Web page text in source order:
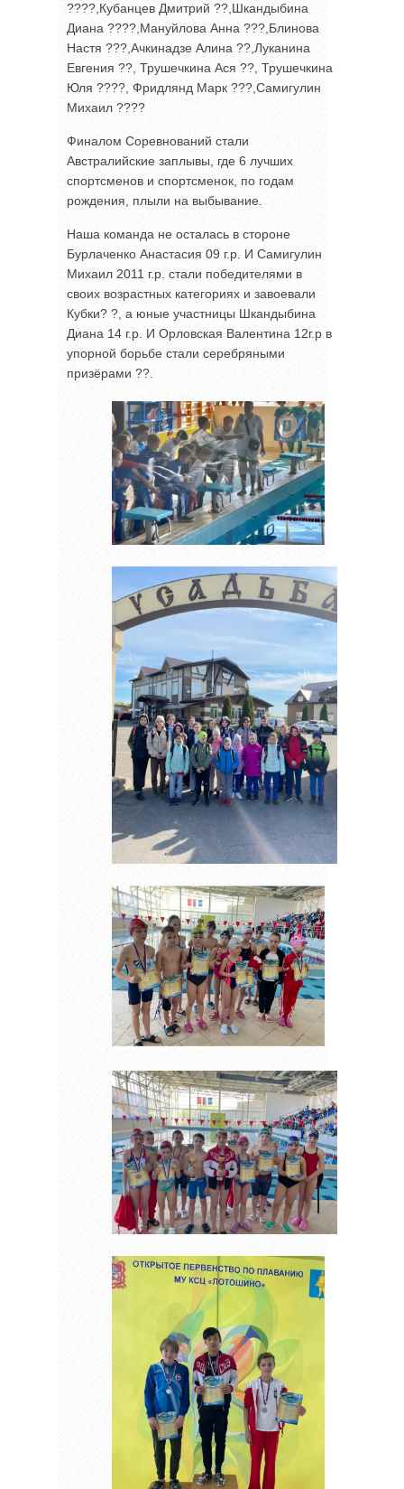
????,Кубанцев Дмитрий ??,Шкандыбина
Диана ????,Мануйлова Анна ???,Блинова
Настя ???,Ачкинадзе Алина ??,Луканина
Евгения ??, Трушечкина Ася ??, Трушечкина
Юля ????, Фридлянд Марк ???,Самигулин
Михаил ????
Финалом Соревнований стали
Австралийские заплывы, где 6 лучших
спортсменов и спортсменок, по годам
рождения, плыли на выбывание.
Наша команда не осталась в стороне
Бурлаченко Анастасия 09 г.р. И Самигулин
Михаил 2011 г.р. стали победителями в
своих возрастных категориях и завоевали
Кубки? ?, а юные участницы Шкандыбина
Диана 14 г.р. И Орловская Валентина 12г.р в
упорной борьбе стали серебряными
призёрами ??.